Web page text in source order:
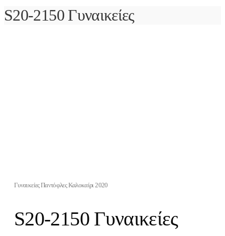
S20-2150 Γυναικείες
Γυναικείες Παντόφλες Καλοκαίρι 2020
S20-2150 Γυναικείες